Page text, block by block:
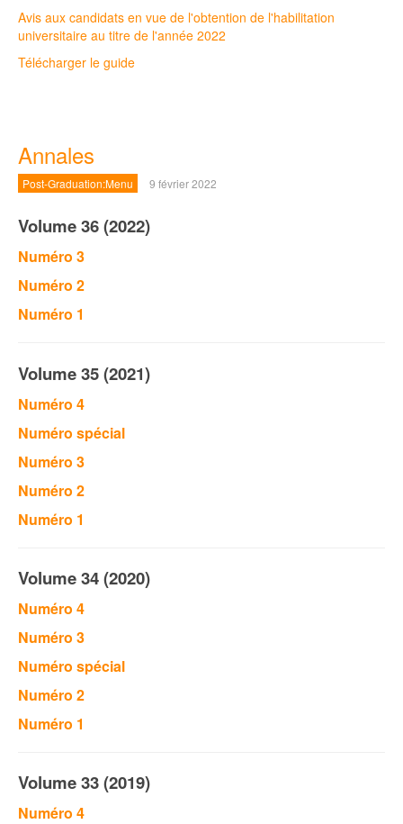
Avis aux candidats en vue de l'obtention de l'habilitation
universitaire au titre de l'année 2022
Télécharger le guide
Annales
Post-Graduation:Menu 9 février 2022
Volume 36 (2022)
Numéro 3
Numéro 2
Numéro 1
Volume 35 (2021)
Numéro 4
Numéro spécial
Numéro 3
Numéro 2
Numéro 1
Volume 34 (2020)
Numéro 4
Numéro 3
Numéro spécial
Numéro 2
Numéro 1
Volume 33 (2019)
Numéro 4